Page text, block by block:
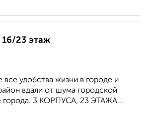
16/23 этаж
все удобства жизни в городе и
вдали от шума городской
города. 3 КОРПУСА, 23 ЭТАЖА...